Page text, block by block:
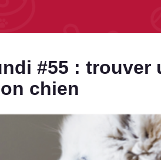
#55 : trouver
chien